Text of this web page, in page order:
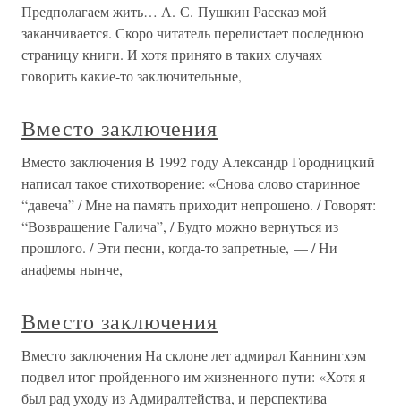
Предполагаем жить… А. С. Пушкин Рассказ мой
заканчивается. Скоро читатель перелистает последнюю
страницу книги. И хотя принято в таких случаях
говорить какие-то заключительные,
Вместо заключения
Вместо заключения В 1992 году Александр Городницкий
написал такое стихотворение: «Снова слово старинное
“давеча” / Мне на память приходит непрошено. / Говорят:
“Возвращение Галича”, / Будто можно вернуться из
прошлого. / Эти песни, когда-то запретные, — / Ни
анафемы нынче,
Вместо заключения
Вместо заключения На склоне лет адмирал Каннингхэм
подвел итог пройденного им жизненного пути: «Хотя я
был рад уходу из Адмиралтейства, и перспектива